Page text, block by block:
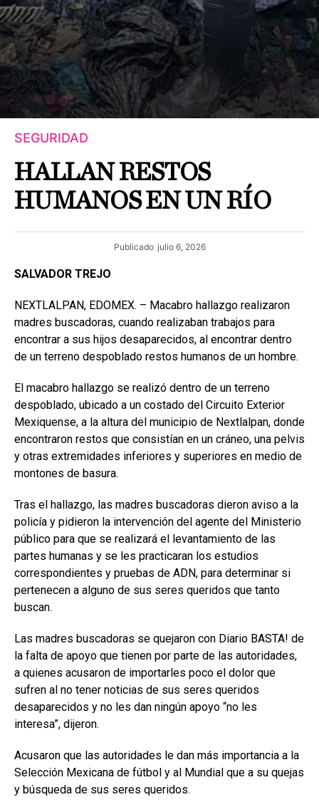
SEGURIDAD
HALLAN RESTOS
HUMANOS EN UN RÍO
Publicado julio 6, 2026
SALVADOR TREJO
NEXTLALPAN, EDOMEX. – Macabro hallazgo realizaron
madres buscadoras, cuando realizaban trabajos para
encontrar a sus hijos desaparecidos, al encontrar dentro
de un terreno despoblado restos humanos de un hombre.
El macabro hallazgo se realizó dentro de un terreno
despoblado, ubicado a un costado del Circuito Exterior
Mexiquense, a la altura del municipio de Nextlalpan, donde
encontraron restos que consistían en un cráneo, una pelvis
y otras extremidades inferiores y superiores en medio de
montones de basura.
Tras el hallazgo, las madres buscadoras dieron aviso a la
policía y pidieron la intervención del agente del Ministerio
público para que se realizará el levantamiento de las
partes humanas y se les practicaran los estudios
correspondientes y pruebas de ADN, para determinar si
pertenecen a alguno de sus seres queridos que tanto
buscan.
Las madres buscadoras se quejaron con Diario BASTA! de
la falta de apoyo que tienen por parte de las autoridades,
a quienes acusaron de importarles poco el dolor que
sufren al no tener noticias de sus seres queridos
desaparecidos y no les dan ningún apoyo “no les
interesa”, dijeron.
Acusaron que las autoridades le dan más importancia a la
Selección Mexicana de fútbol y al Mundial que a su quejas
y búsqueda de sus seres queridos.